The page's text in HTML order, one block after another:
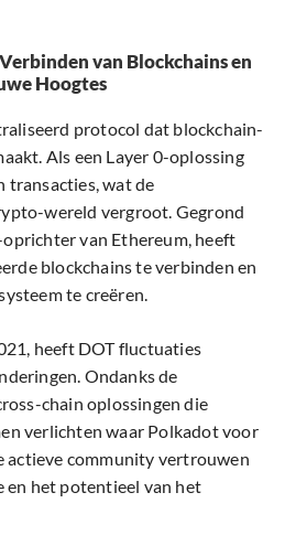
van Blockchains en
Hoogtes
protocol dat blockchain-
Als een Layer 0-oplossing
transacties, wat de
wereld vergroot. Gegrond
van Ethereum, heeft
blockchains te verbinden en
te creëren.
heeft DOT fluctuaties
Ondanks de
chain oplossingen die
verlichten waar Polkadot voor
community vertrouwen
en het potentieel van het